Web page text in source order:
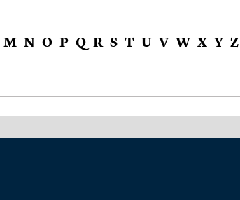
M N O P Q R S T U V W X Y Z